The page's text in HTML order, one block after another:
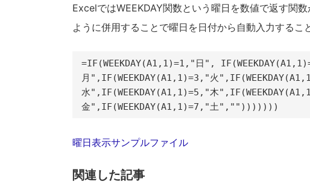
ExcelではWEEKDAY関数という曜日を数値で返す関
ように併用することで曜日を日付から自動入力するこ
=IF(WEEKDAY(A1,1)=1,"日",
月",IF(WEEKDAY(A1,1)=3,"火
水",IF(WEEKDAY(A1,1)=5,"木
金",IF(WEEKDAY(A1,1)=7,"土","")))))))
曜日表示サンプルファイル
関連した記事